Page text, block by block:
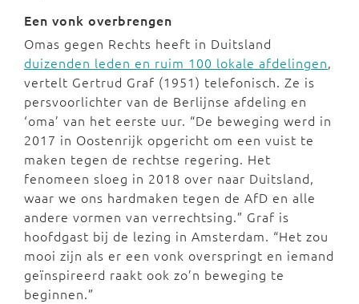
Een vonk overbrengen
Omas gegen Rechts heeft in Duitsland
duizenden leden en ruim 100 lokale afdelingen,
vertelt Gertrud Graf (1951) telefonisch. Ze is
persvoorlichter van de Berlijnse afdeling en
‘oma’ van het eerste uur. “De beweging werd in
2017 in Oostenrijk opgericht om een vuist te
maken tegen de rechtse regering. Het
fenomeen sloeg in 2018 over naar Duitsland,
waar we ons hardmaken tegen de AfD en alle
andere vormen van verrechtsing.” Graf is
hoofdgast bij de lezing in Amsterdam. “Het zou
mooi zijn als er een vonk overspringt en iemand
geïnspireerd raakt ook zo’n beweging te
beginnen.”